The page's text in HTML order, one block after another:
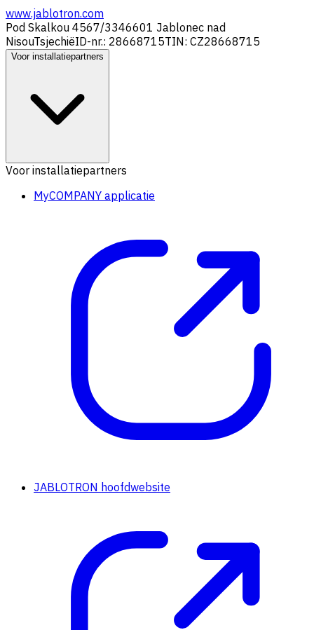
www.jablotron.com
Pod Skalkou 4567/3346601 Jablonec nad
NisouTsjechiëID-nr.: 28668715TIN: CZ28668715
Voor installatiepartners
Voor installatiepartners
MyCOMPANY applicatie
JABLOTRON hoofdwebsite